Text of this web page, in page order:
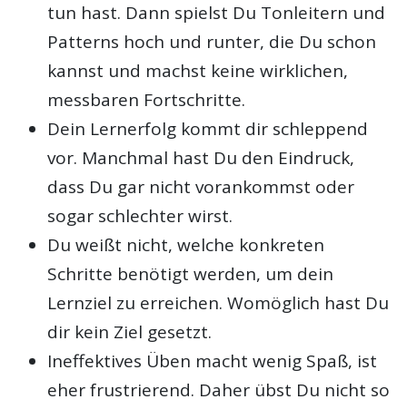
tun hast. Dann spielst Du Tonleitern und
Patterns hoch und runter, die Du schon
kannst und machst keine wirklichen,
messbaren Fortschritte.
Dein Lernerfolg kommt dir schleppend
vor. Manchmal hast Du den Eindruck,
dass Du gar nicht vorankommst oder
sogar schlechter wirst.
Du weißt nicht, welche konkreten
Schritte benötigt werden, um dein
Lernziel zu erreichen. Womöglich hast Du
dir kein Ziel gesetzt.
Ineffektives Üben macht wenig Spaß, ist
eher frustrierend. Daher übst Du nicht so